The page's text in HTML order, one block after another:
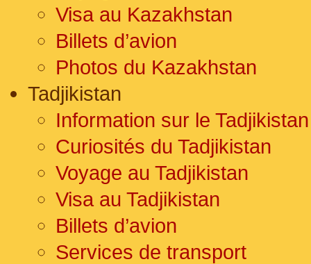
Visa au Kazakhstan
Billets d’avion
Photos du Kazakhstan
Tadjikistan
Information sur le Tadjikistan
Curiosités du Tadjikistan
Voyage au Tadjikistan
Visa au Tadjikistan
Billets d’avion
Services de transport